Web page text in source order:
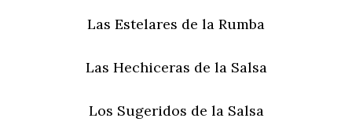
Las Estelares de la Rumba
Las Hechiceras de la Salsa
Los Sugeridos de la Salsa